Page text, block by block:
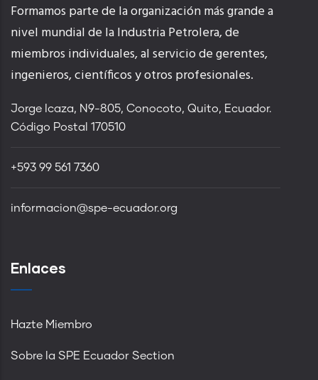
Formamos parte de la organización más grande a
nivel mundial de la Industria Petrolera, de
miembros individuales, al servicio de gerentes,
ingenieros, científicos y otros profesionales.
Jorge Icaza, N9-805, Conocoto, Quito, Ecuador.
Código Postal 170510
+593 99 561 7360
informacion@spe-ecuador.org
Enlaces
Hazte Miembro
Sobre la SPE Ecuador Section